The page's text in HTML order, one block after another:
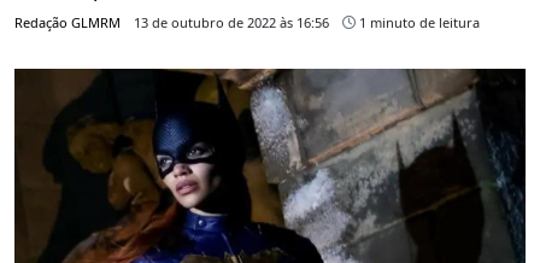
Redação GLMRM 13 de outubro de 2022 às 16:56 1 minuto de leitura